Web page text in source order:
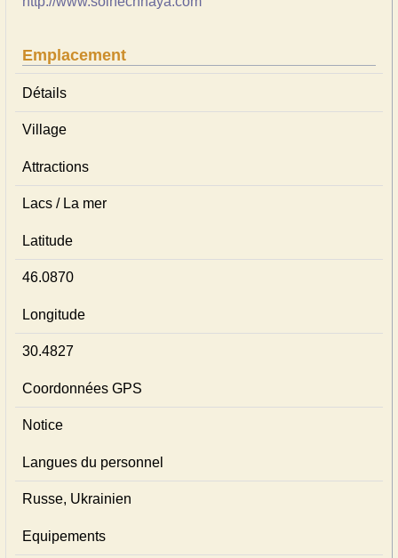
Emplacement
Détails
Village
Attractions
Lacs / La mer
Latitude
46.0870
Longitude
30.4827
Coordonnées GPS
Notice
Langues du personnel
Russe, Ukrainien
Equipements